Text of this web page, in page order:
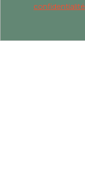
confidentialité